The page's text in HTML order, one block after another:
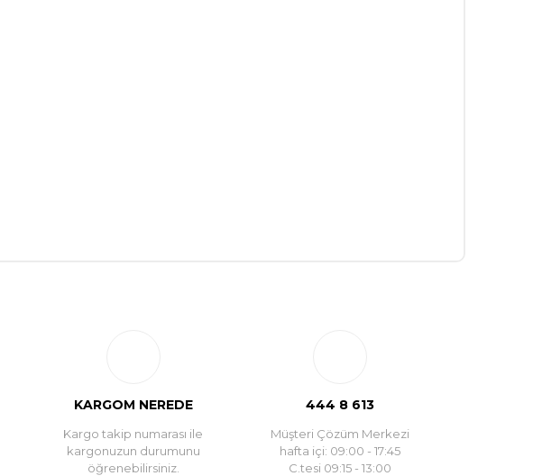
KARGOM NEREDE
Kargo takip numarası ile
kargonuzun durumunu
öğrenebilirsiniz.
444 8 613
Müşteri Çözüm Merkezi
hafta içi: 09:00 - 17:45
C.tesi 09:15 - 13:00